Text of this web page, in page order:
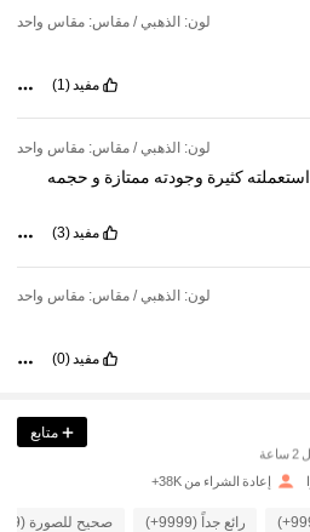
لون: الذهبي / مقاس: مقاس واحد
مفيد(1)
لون: الذهبي / مقاس: مقاس واحد
استعملته كثيرة وجودته ممتازة و حجمه
مفيد(3)
لون: الذهبي / مقاس: مقاس واحد
مفيد(0)
متابع
إعادة الشراء من 38K+
رائع جداً (9999+) صحيح للصورة (9999+)